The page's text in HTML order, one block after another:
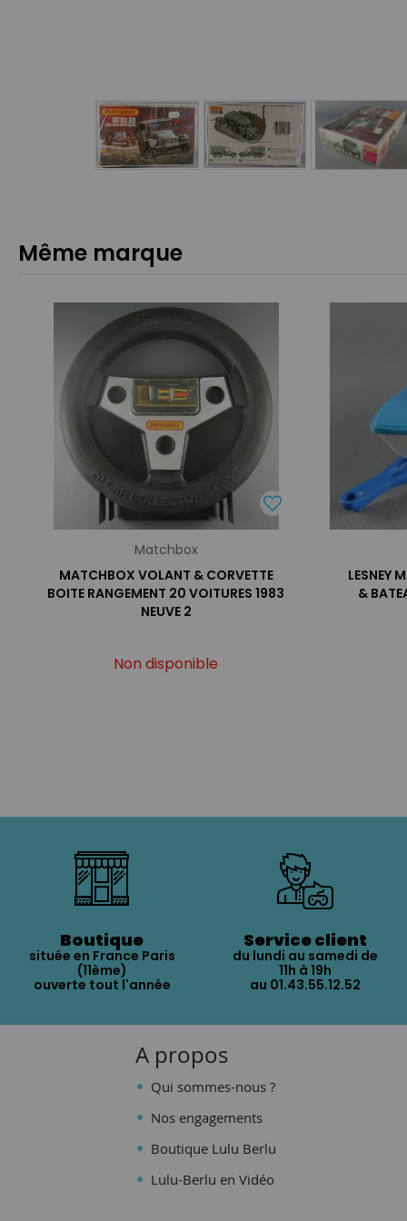
Même marque
Matchbox
MATCHBOX VOLANT & CORVETTE
BOITE RANGEMENT 20 VOITURES 1983
NEUVE 2
Non disponible
LESNEY
&
Boutique
située en France Paris
(11ème)
ouverte tout l'année
Service client
du lundi au samedi de
11h à 19h
au 01.43.55.12.52
A propos
Qui sommes-nous ?
Nos engagements
Boutique Lulu Berlu
Lulu-Berlu en Vidéo